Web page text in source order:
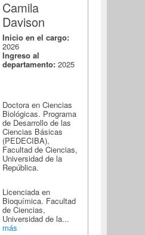
Camila
Davison
Inicio en el cargo:
2026
Ingreso al
departamento: 2025
Doctora en Ciencias
Biológicas. Programa
de Desarrollo de las
Ciencias Básicas
(PEDECIBA),
Facultad de Ciencias,
Universidad de la
República.
Licenciada en
Bioquímica. Facultad
de Ciencias,
Universidad de la...
más